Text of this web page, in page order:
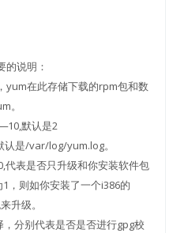
的说明：
yum在此存储下载的rpm包和数
。
默认是2
是/var/log/yum.log。
表是否只升级和你安装软件包
，则如你安装了一个i386的
升级。
分别代表是否是否进行gpg校